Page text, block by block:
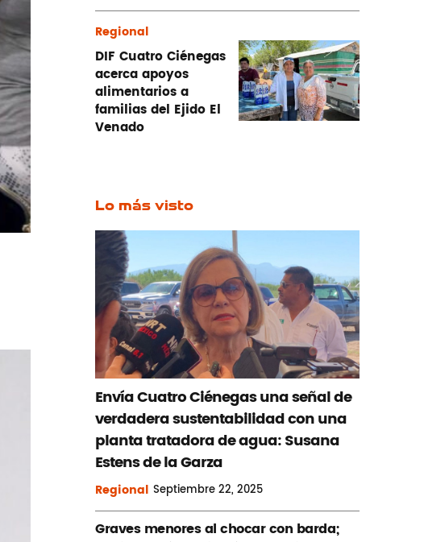
Regional
DIF Cuatro Ciénegas
acerca apoyos
alimentarios a
familias del Ejido El
Venado
Lo más visto
Envía Cuatro Ciénegas una señal de
verdadera sustentabilidad con una
planta tratadora de agua: Susana
Estens de la Garza
Regional Septiembre22, 2025
Graves menores al chocar con barda;